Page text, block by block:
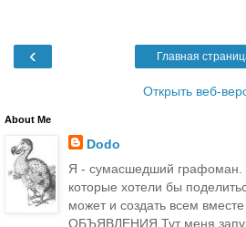
‹ Главная
Открыть веб-
About Me
Dodo
Я - сумасшедший графоман.
которые хотели бы
может и создать всем вместе
ОБЪЯВЛЕНИЯ Тут меня